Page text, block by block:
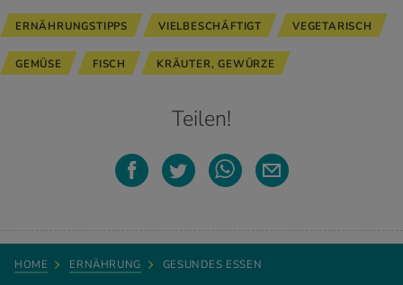
ERNÄHRUNGSTIPPS VIELBESCHÄFTIGT VEGETARISCH
GEMÜSE FISCH KRÄUTER, GEWÜRZE
Teilen!
HOME ERNÄHRUNG GESUNDES ESSEN